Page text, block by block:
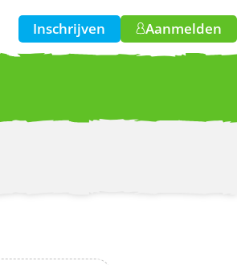
Inschrijven Aanmelden